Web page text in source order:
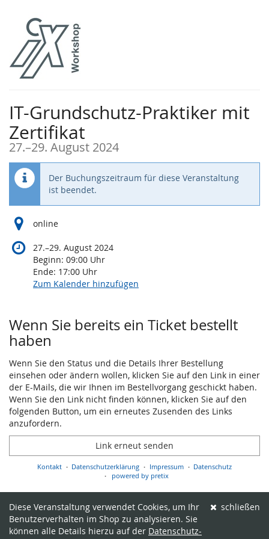
Haupt-
Inhalt
springen
IT-Grundschutz-Praktiker mit
Zertifikat
27.–bis
29. August 2024
Der Buchungszeitraum für diese Veranstaltung
ist beendet.
online
27.–bis
29. August 2024
Beginn: 09:00 Uhr
Ende: 17:00 Uhr
Zum Kalender hinzufügen
Wenn Sie bereits ein Ticket bestellt
haben
Wenn Sie den Status und die Details Ihrer Bestellung
einsehen oder ändern wollen, klicken Sie auf den Link in einer
der E-Mails, die wir Ihnen im Bestellvorgang geschickt haben.
Wenn Sie den Link nicht finden können, klicken Sie auf den
folgenden Button, um ein erneutes Zusenden des Links
anzufordern.
Link erneut senden
Kontakt Datenschutzerklärung Impressum
Datenschutz
powered by pretix
schließen
Diese Veranstaltung verwendet Cookies, um Ihr
Benutzerverhalten im Shop zu analysieren. Sie
können alle Details hierzu auf der Datenschutz-